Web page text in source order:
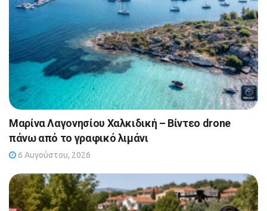
Μαρίνα Λαγονησίου Χαλκιδική – Βίντεο drone
πάνω από το γραφικό λιμάνι
6 Αυγούστου, 2026